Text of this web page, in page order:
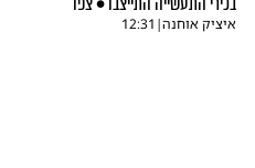
איציק אוחנה|
12:31